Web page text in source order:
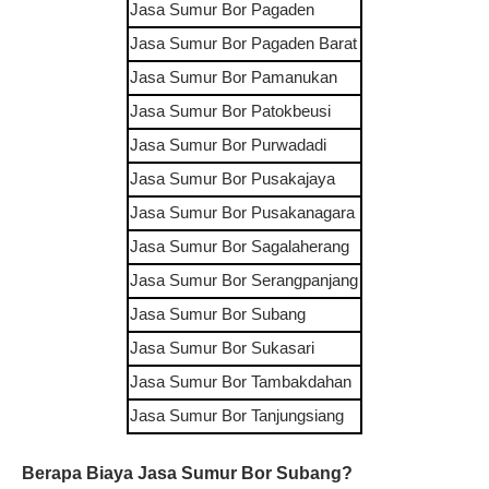
Jasa Sumur Bor Pagaden
Jasa Sumur Bor Pagaden Barat
Jasa Sumur Bor Pamanukan
Jasa Sumur Bor Patokbeusi
Jasa Sumur Bor Purwadadi
Jasa Sumur Bor Pusakajaya
Jasa Sumur Bor Pusakanagara
Jasa Sumur Bor Sagalaherang
Jasa Sumur Bor Serangpanjang
Jasa Sumur Bor Subang
Jasa Sumur Bor Sukasari
Jasa Sumur BorTambakdahan
Jasa Sumur BorTanjungsiang
Berapa Biaya Jasa Sumur Bor Subang?